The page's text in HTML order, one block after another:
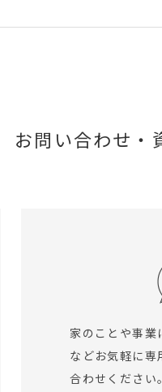
お問い合わせ・
家のことや事業
などお気軽に専
合わせください。